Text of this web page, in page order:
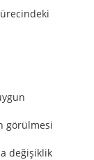
görülmesi
değişiklik